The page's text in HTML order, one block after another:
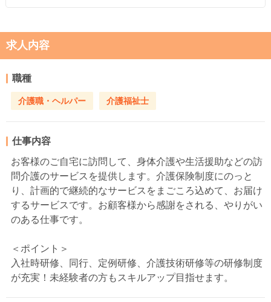
求人内容
職種
介護職・ヘルパー 介護福祉士
仕事内容
お客様のご自宅に訪問して、身体介護や生活援助などの訪
問介護のサービスを提供します。介護保険制度にのっと
り、計画的で継続的なサービスをまごころ込めて、お届け
するサービスです。お顧客様から感謝をされる、やりがい
のある仕事です。
＜ポイント＞
入社時研修、同行、定例研修、介護技術研修等の研修制度
が充実！未経験者の方もスキルアップ目指せます。